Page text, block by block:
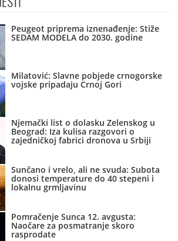
Peugeot priprema iznenađenje: Stiže
SEDAM MODELA do 2030. godine
Milatović: Slavne pobjede crnogorske
vojske pripadaju Crnoj Gori
Njemački list o dolasku Zelenskog u
Beograd: Iza kulisa razgovori o
zajedničkoj fabrici dronova u Srbiji
Sunčano i vrelo, ali ne svuda: Subota
donosi temperature do 40 stepeni i
lokalnu grmljavinu
Pomračenje Sunca 12. avgusta:
Naočare za posmatranje skoro
rasprodate